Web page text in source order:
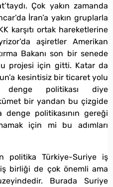
Çok yakın zamanda
İran’a yakın gruplarla
karşıtı ortak hareketlerine
aşiretler Amerikan
Bakanı son bir senede
projesi için gitti. Katar da
kesintisiz bir ticaret yolu
politikası diye
bir yandan bu çizgide
politikasının gereği
için mi bu adımları
politika Türkiye-Suriye iş
birliği de çok önemli ama
Burada Suriye